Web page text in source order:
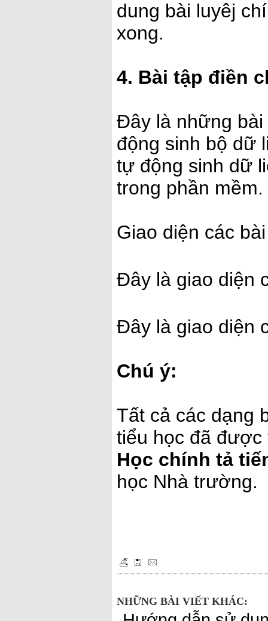
dung bài luyêj
xong.
4. Bài tập điền
Đây là những bài
động sinh bộ dữ
tự động sinh dữ
trong phần mềm.
Giao diện các
Đây là giao diện
Đây là giao diện
Chú ý:
Tất cả các dạng
tiểu học đã được
Học chính tả
học Nhà trường.
NHỮNG BÀI VIẾT KHÁC: